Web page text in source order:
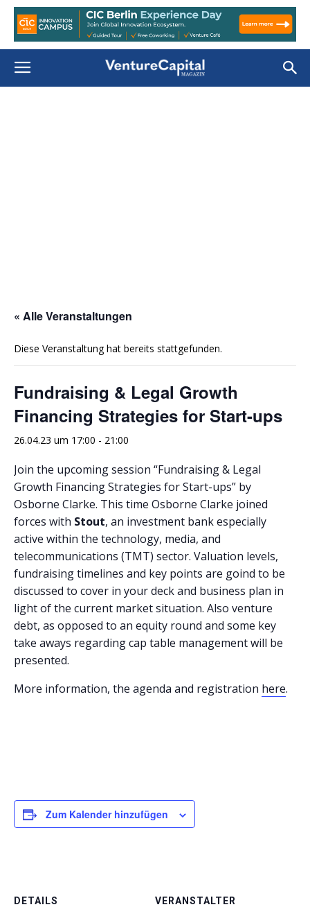
« Alle Veranstaltungen
Diese Veranstaltung hat bereits stattgefunden.
Fundraising & Legal Growth
Financing Strategies for Start-ups
26.04.23 um 17:00 - 21:00
Join the upcoming session “Fundraising & Legal
Growth Financing Strategies for Start-ups” by
Osborne Clarke. This time Osborne Clarke joined
forces with Stout, an investment bank especially
active within the technology, media, and
telecommunications (TMT) sector. Valuation levels,
fundraising timelines and key points are goind to be
discussed to cover in your deck and business plan in
light of the current market situation. Also venture
debt, as opposed to an equity round and some key
take aways regarding cap table management will be
presented.
More information, the agenda and registration here.
Zum Kalender hinzufügen
DETAILS VERANSTALTER